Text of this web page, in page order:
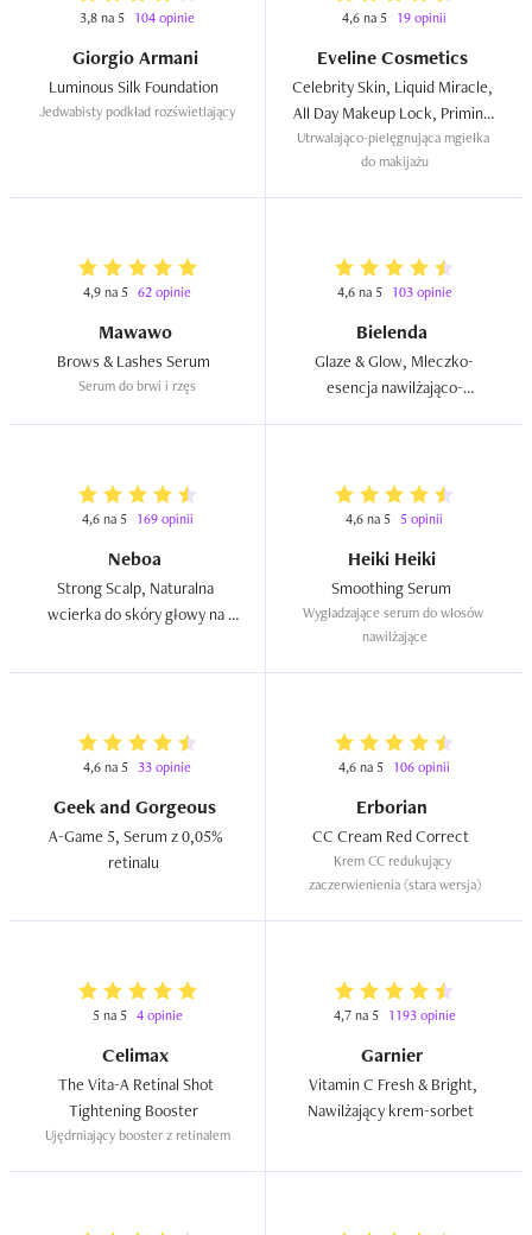
3,8 na 5 104 opinie
Giorgio Armani
Jedwabisty podkład rozświetlający
4,6 na 5 19 opinii
Eveline Cosmetics
Celebrity Skin, Liquid Miracle,
All Day Makeup Lock, Priming
Utrwalająco-pielęgnująca mgiełka
do makijażu
4,9 na 5 62 opinie
Mawawo
Serum do brwi i rzęs
4,6 na 5 103 opinie
Bielenda
Glaze & Glow, Mleczko-
esencja nawilżająco-
4,6 na 5 169 opinii
Neboa
Strong Scalp, Naturalna
wcierka do skóry głowy na
4,6 na 5 5 opinii
Heiki Heiki
Wygładzające serum do włosów
nawilżające
4,6 na 5 33 opinie
Geek and Gorgeous
A-Game 5, Serum z 0,05%
4,6 na 5 106 opinii
Erborian
Krem CC redukujący
zaczerwienienia (stara wersja)
5 na 5 4 opinie
Celimax
The Vita-A Retinal Shot
Ujędrniający booster z retinalem
4,7 na 5 1193 opinie
Garnier
Vitamin C Fresh & Bright,